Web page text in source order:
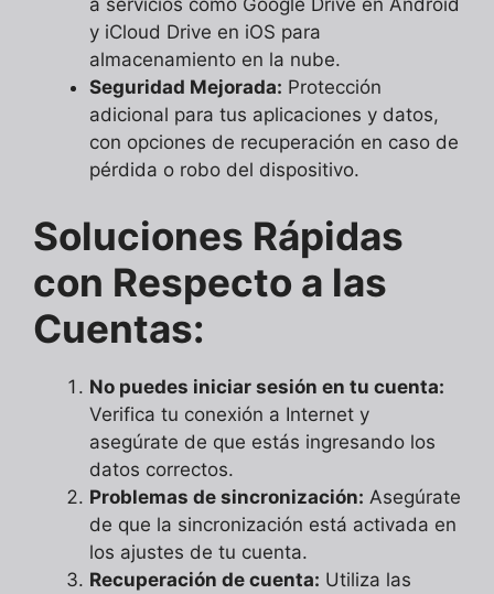
a servicios como Google Drive en Android
y iCloud Drive en iOS para
almacenamiento en la nube.
Seguridad Mejorada: Protección
adicional para tus aplicaciones y datos,
con opciones de recuperación en caso de
pérdida o robo del dispositivo.
Soluciones Rápidas
con Respecto a las
Cuentas:
No puedes iniciar sesión en tu cuenta:
Verifica tu conexión a Internet y
asegúrate de que estás ingresando los
datos correctos.
Problemas de sincronización: Asegúrate
de que la sincronización está activada en
los ajustes de tu cuenta.
Recuperación de cuenta: Utiliza las